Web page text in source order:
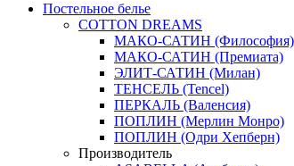
Постельное белье
COTTON DREAMS
МАКО-САТИН (Философия)
МАКО-САТИН (Премиата)
ЭЛИТ-САТИН (Милан)
ТЕНСЕЛЬ (Tencel)
ПЕРКАЛЬ (Валенсия)
ПОПЛИН (Мерлин Монро)
ПОПЛИН (Одри Хепберн)
Производитель